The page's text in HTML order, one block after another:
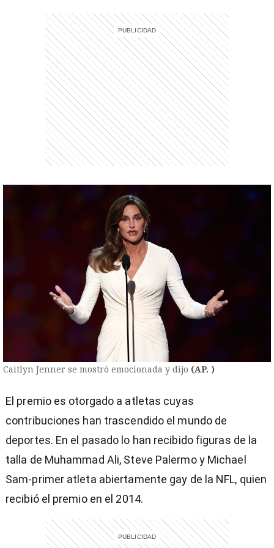
Caitlyn Jenner se mostró emocionada y dijo (AP. )
El premio es otorgado a atletas cuyas
contribuciones han trascendido el mundo de
deportes. En el pasado lo han recibido figuras de la
talla de Muhammad Ali, Steve Palermo y Michael
Sam-primer atleta abiertamente gay de la NFL, quien
recibió el premio en el 2014.